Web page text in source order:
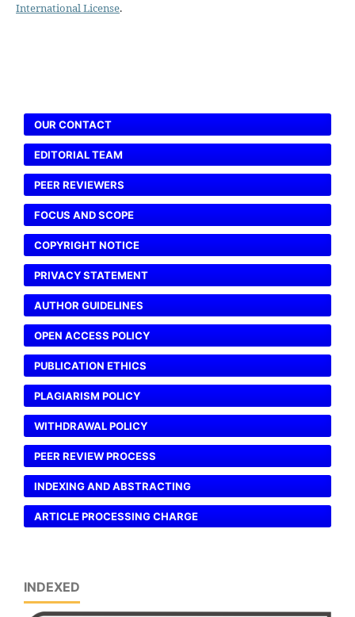
International License.
OUR CONTACT
EDITORIAL TEAM
PEER REVIEWERS
FOCUS AND SCOPE
COPYRIGHT NOTICE
PRIVACY STATEMENT
AUTHOR GUIDELINES
OPEN ACCESS POLICY
PUBLICATION ETHICS
PLAGIARISM POLICY
WITHDRAWAL POLICY
PEER REVIEW PROCESS
INDEXING AND ABSTRACTING
ARTICLE PROCESSING CHARGE
INDEXED